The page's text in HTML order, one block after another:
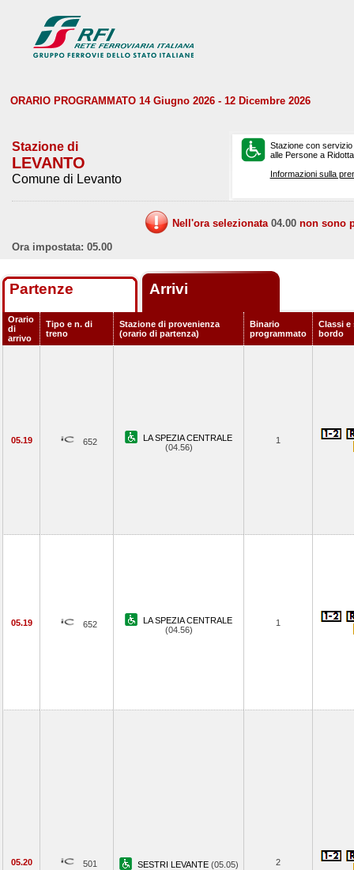
ORARIO PROGRAMMATO 14 Giugno 2026 - 12 Dicembre 2026
Stazione di
LEVANTO
Comune di Levanto
Stazione con
alle Persone a
Informazioni sulla
Nell'ora selezionata 04.00 non sono
Ora impostata: 05.00
Partenze Arrivi
Orario
di
arrivo
Tipo e n. di
treno
Stazione di provenienza
(orario di partenza)
Binario
programmato
Classi e
bordo
05.19 652
LA SPEZIA CENTRALE
(04.56)
1
05.19 652
LA SPEZIA CENTRALE
(04.56)
1
05.20 501 SESTRI LEVANTE (05.05) 2